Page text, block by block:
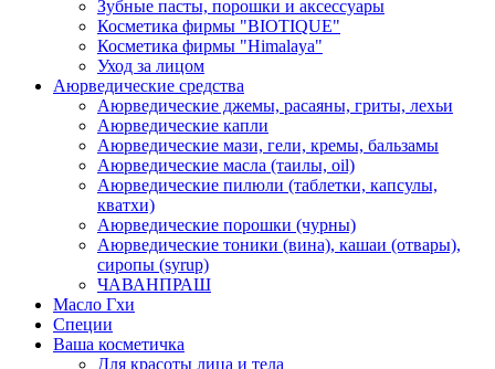
Зубные пасты, порошки и аксессуары
Косметика фирмы "BIOTIQUE"
Косметика фирмы "Himalaya"
Уход за лицом
Аюрведические средства
Аюрведические джемы, расаяны, гриты, лехьи
Аюрведические капли
Аюрведические мази, гели, кремы, бальзамы
Аюрведические масла (таилы, оil)
Аюрведические пилюли (таблетки, капсулы,
кватхи)
Аюрведические порошки (чурны)
Аюрведические тоники (вина), кашаи (отвары),
сиропы (syrup)
ЧАВАНПРАШ
Масло Гхи
Специи
Ваша косметичка
Для красоты лица и тела